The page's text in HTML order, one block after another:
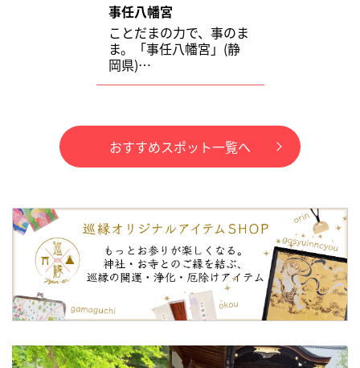
事任八幡宮
ことだまの力で、事のま
ま。「事任八幡宮」(静
岡県)…
おすすめスポット一覧へ